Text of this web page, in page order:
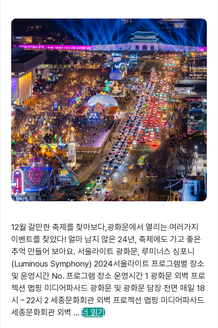
12월 갈만한 축제를 찾아보다,광화문에서 열리는 여러가지
이벤트를 찾았다! 얼마 남지 않은 24년, 축제에도 가고 좋은
추억 만들어 보아요. 서울라이트 광화문, 루미너스 심포니
(Luminous Symphony) 2024서울라이트 프로그램별 장소
및 운영시간 No. 프로그램 장소 운영시간 1 광화문 외벽 프로
젝션 맵핑 미디어파사드 광화문 및 광화문 담장 전면 매일 18
시 – 22시 2 세종문화회관 외벽 프로젝션 맵핑 미디어파사드
세종문화회관 외벽 … 더 읽기